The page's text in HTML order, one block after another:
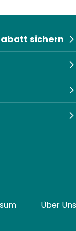
sichern
Über Uns